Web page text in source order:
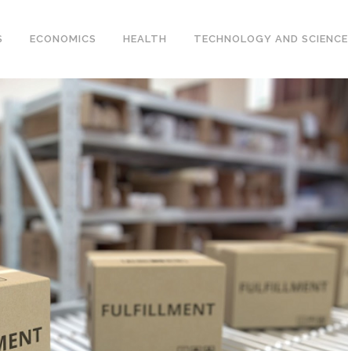
ECONOMICS HEALTH TECHNOLOGY AND SCIENCE